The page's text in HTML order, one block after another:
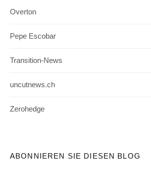
Overton
Pepe Escobar
Transition-News
uncutnews.ch
Zerohedge
ABONNIEREN SIE DIESEN BLOG